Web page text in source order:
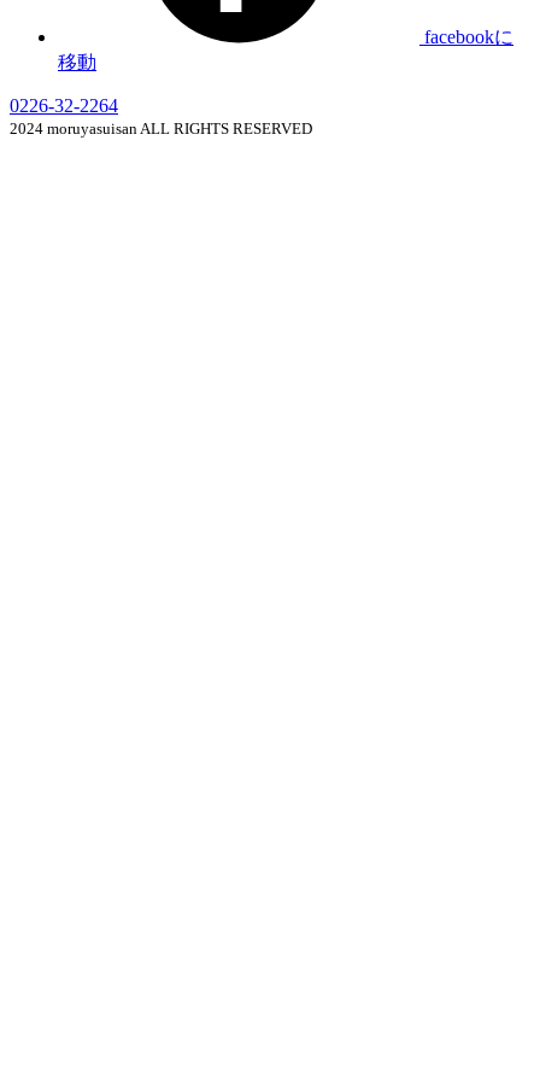
facebookに
移動
0226-32-2264
2024 moruyasuisan ALL RIGHTS RESERVED